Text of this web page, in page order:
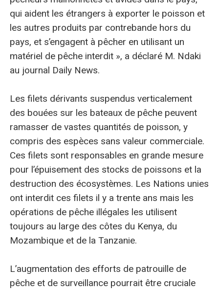
qui aident les étrangers à exporter le poisson et
les autres produits par contrebande hors du
pays, et s’engagent à pêcher en utilisant un
matériel de pêche interdit », a déclaré M. Ndaki
au journal Daily News.
Les filets dérivants suspendus verticalement
des bouées sur les bateaux de pêche peuvent
ramasser de vastes quantités de poisson, y
compris des espèces sans valeur commerciale.
Ces filets sont responsables en grande mesure
pour l’épuisement des stocks de poissons et la
destruction des écosystèmes. Les Nations unies
ont interdit ces filets il y a trente ans mais les
opérations de pêche illégales les utilisent
toujours au large des côtes du Kenya, du
Mozambique et de la Tanzanie.
L’augmentation des efforts de patrouille de
pêche et de surveillance pourrait être cruciale